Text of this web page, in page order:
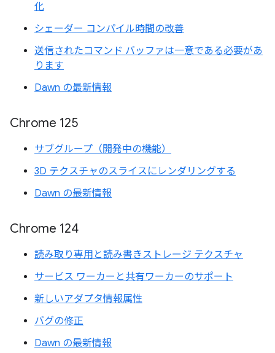
化
シェーダー コンパイル時間の改善
送信されたコマンド バッファは一意である必要があ
ります
Dawn の最新情報
Chrome 125
サブグループ（開発中の機能）
3D テクスチャのスライスにレンダリングする
Dawn の最新情報
Chrome 124
読み取り専用と読み書きストレージ テクスチャ
サービス ワーカーと共有ワーカーのサポート
新しいアダプタ情報属性
バグの修正
Dawn の最新情報